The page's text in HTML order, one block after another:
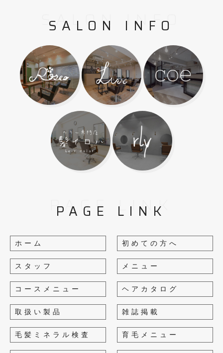
SALON INFO
SALON INFO
PAGE LINK
PAGE LINK
ホーム 初めての方へ
スタッフ メニュー
コースメニュー ヘアカタログ
取扱い製品 雑誌掲載
毛髪ミネラル検査 育毛メニュー